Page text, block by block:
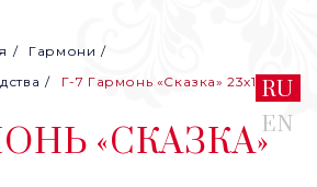
RU
EN
Гармони
Г-7 Гармонь «Сказка» 23х12-I
«СКАЗКА»